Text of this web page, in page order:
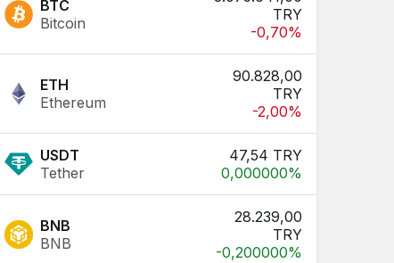
BTC
Bitcoin
TRY
-0,70%
ETH
Ethereum
90.828,00
TRY
-2,00%
USDT
Tether
47,54 TRY
0,000000%
BNB
BNB
28.239,00
TRY
-0,200000%